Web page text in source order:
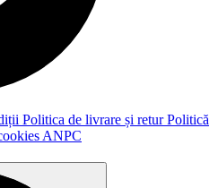
Politica de livrare și returPolitică
ANPC